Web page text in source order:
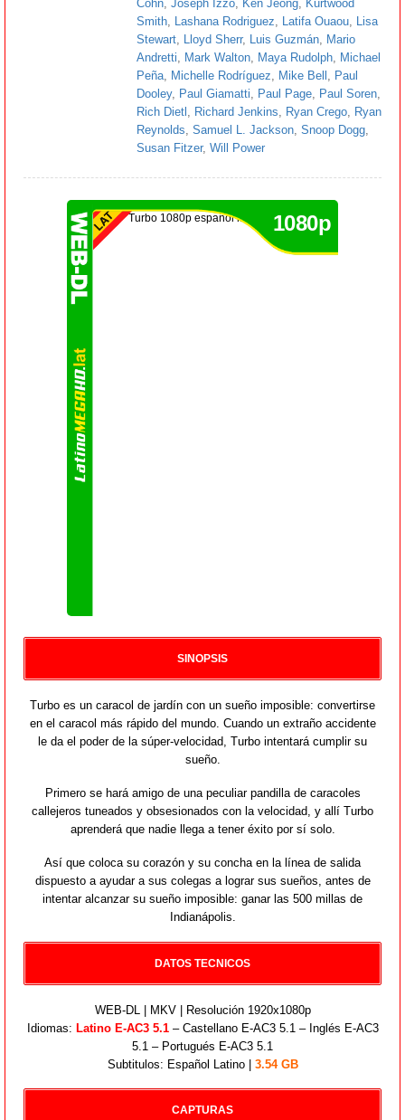
Cohn Joseph Izzo Ken Jeong
Kurtwood
Smith
Lashana Rodriguez Latifa Ouaou
Lisa
Stewart
Lloyd Sherr, Luis Guzmán
Mario
Andretti
Mark Walton Maya Rudolph
Michael
Peña
Michelle Rodríguez Mike Bell
Paul
Dooley, Paul Giamatti Paul Page Paul Soren
Rich Dietl
Richard Jenkins Ryan Crego
Ryan
Reynolds Samuel L. Jackson Snoop Dogg
Susan Fitzer, Will Power
1080p
SINOPSIS
Turbo es un caracol de jardín con un sueño imposible: convertirse
en el caracol más rápido del mundo. Cuando un extraño accidente
le da el poder de la súper-velocidad, Turbo intentará cumplir su
sueño.
Primero se hará amigo de una peculiar pandilla de caracoles
callejeros tuneados y obsesionados con la velocidad, y allí Turbo
aprenderá que nadie llega a tener éxito por sí solo.
Así que coloca su corazón y su concha en la línea de salida
dispuesto a ayudar a sus colegas a lograr sus sueños, antes de
intentar alcanzar su sueño imposible: ganar las 500 millas de
Indianápolis.
DATOS TECNICOS
WEB-DL | MKV | Resolución 1920x1080p
Idiomas: Latino E-AC3 5.1– Castellano E-AC3 5.1 – Inglés E-AC3
5.1 – Portugués E-AC3 5.1
Subtitulos: Español Latino | 3.54 GB
CAPTURAS